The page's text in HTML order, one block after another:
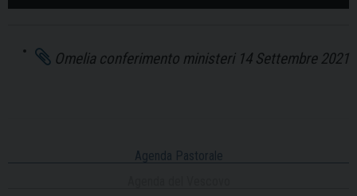
Omelia conferimento ministeri 14 Settembre 2021
Agenda Pastorale